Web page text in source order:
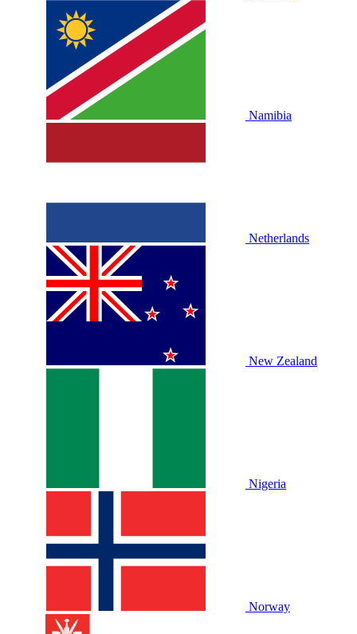
Namibia
Netherlands
New Zealand
Nigeria
Norway